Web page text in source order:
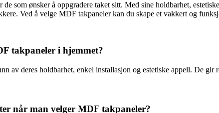
som ønsker å oppgradere taket sitt. Med sine holdbarhet,
Ved å velge MDF takpaneler kan du skape et vakkert og
takpaneler i hjemmet?
av deres holdbarhet, enkel installasjon og estetiske appell. De gir
når man velger MDF takpaneler?